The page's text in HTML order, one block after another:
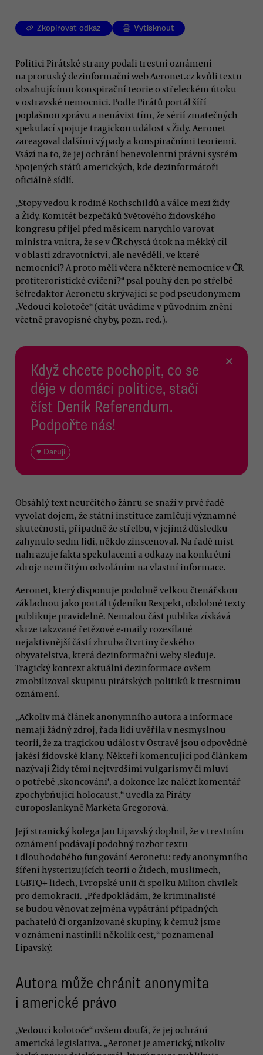
Zkopírovat odkaz Vytisknout
Politici Pirátské strany podali trestní oznámení
na proruský dezinformační web Aeronet.cz kvůli textu
obsahujícímu konspirační teorie o střeleckém útoku
v ostravské nemocnici. Podle Pirátů portál šíří
poplašnou zprávu a nenávist tím, že sérií zmatečných
spekulací spojuje tragickou událost s Židy. Aeronet
zareagoval dalšími výpady a konspiračními teoriemi.
Vsází na to, že jej ochrání benevolentní právní systém
Spojených států amerických, kde dezinformátoři
oficiálně sídlí.
„Stopy vedou k rodině Rothschildů a válce mezi židy
a Židy. Komitét bezpečáků Světového židovského
kongresu přijel před měsícem narychlo varovat
ministra vnitra, že se v ČR chystá útok na měkký cíl
v oblasti zdravotnictví, ale nevěděli, ve které
nemocnici? A proto měli včera některé nemocnice v ČR
protiteroristické cvičení?“ psal pouhý den po střelbě
šéfredaktor Aeronetu skrývající se pod pseudonymem
„Vedoucí kolotoče“ (citát uvádíme v původním znění
včetně pravopisné chyby, pozn. red.).
Když chcete pochopit, co se
děje v domácí politice, stačí
číst Deník Referendum.
Podpořte nás!
♥ Daruji
×
Obsáhlý text neurčitého žánru se snaží v prvé řadě
vyvolat dojem, že státní instituce zamlčují významné
skutečnosti, případně že střelbu, v jejímž důsledku
zahynulo sedm lidí, někdo zinscenoval. Na řadě míst
nahrazuje fakta spekulacemi a odkazy na konkrétní
zdroje neurčitým odvoláním na vlastní informace.
Aeronet, který disponuje podobně velkou čtenářskou
základnou jako portál týdeníku Respekt, obdobné texty
publikuje pravidelně. Nemalou část publika získává
skrze takzvané řetězové e-maily rozesílané
nejaktivnější částí zhruba čtvrtiny českého
obyvatelstva, která dezinformační weby sleduje.
Tragický kontext aktuální dezinformace ovšem
zmobilizoval skupinu pirátských politiků k trestnímu
oznámení.
„Ačkoliv má článek anonymního autora a informace
nemají žádný zdroj, řada lidí uvěřila v nesmyslnou
teorii, že za tragickou událost v Ostravě jsou odpovědné
jakési židovské klany. Někteří komentující pod článkem
nazývají Židy těmi nejtvrdšími vulgarismy či mluví
o potřebě ‚skoncování‘, a dokonce lze nalézt komentář
zpochybňující holocaust,“ uvedla za Piráty
europoslankyně Markéta Gregorová.
Její stranický kolega Jan Lipavský doplnil, že v trestním
oznámení podávají podobný rozbor textu
i dlouhodobého fungování Aeronetu: tedy anonymního
šíření hysterizujících teorií o Židech, muslimech,
LGBTQ+ lidech, Evropské unii či spolku Milion chvilek
pro demokracii. „Předpokládám, že kriminalisté
se budou věnovat zejména vypátrání případných
pachatelů či organizované skupiny, k čemuž jsme
v oznámení nastínili několik cest,“ poznamenal
Lipavský.
Autora může chránit anonymita
i americké právo
„Vedoucí kolotoče“ ovšem doufá, že jej ochrání
americká legislativa. „Aeronet je americký, nikoliv